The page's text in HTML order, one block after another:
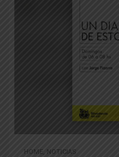
HOME, NOTICIAS